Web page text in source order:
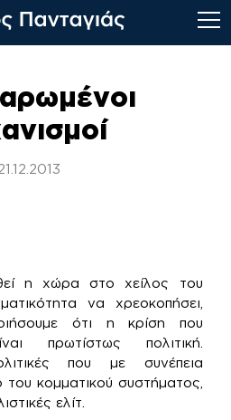
η χώρα στο χείλος του
να χρεοκοπήσει,
ότι η κρίση που
πρωτίστως πολιτική.
που με συνέπεια
κομματικού συστήματος,
ελίτ.